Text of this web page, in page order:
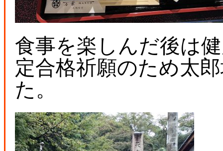
食事を楽しんだ後は
定合格祈願のため太
た。